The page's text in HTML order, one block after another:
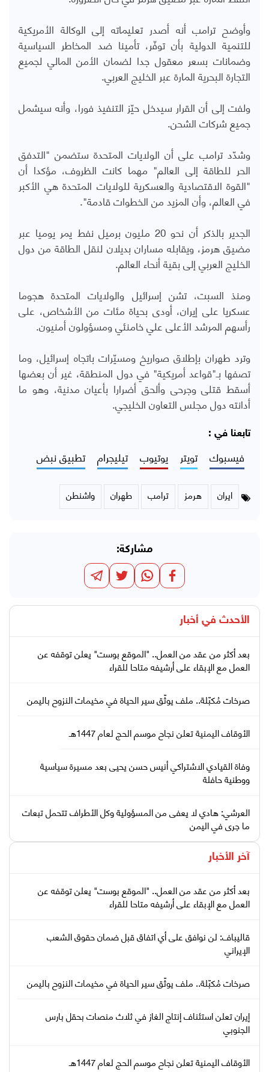
وأوضح ترامب أنه أصدر تعليماته إلى الوكالة الأمريكية
للتنمية الدولية بأن توفّر، تأمينا ضد المخاطر السياسية
وضمانات بسعر معقول جدا لضمان الأمن المالي لجميع
التجارة البحرية المارة عبر الخليج العربي.
ولفت إلى أن القرار سيدخل حيّز التنفيذ فورا، وأنه سيشمل
جميع شركات الشحن.
وشدّد ترامب على أن الولايات المتحدة ستضمن "التدفق
الحر للطاقة إلى العالم" مهما كانت الظروف، مؤكدا أن
"القوة الاقتصادية والعسكرية للولايات المتحدة هي الأكبر
في العالم، وأن المزيد من الخطوات قادمة".
الجدير بالذكر أن نحو 20 مليون برميل نفط يمر يوميا عبر
مضيق هرمز، ويقابله مساران بديلان لنقل الطاقة من دول
الخليج العربي إلى بقية أنحاء العالم.
ومنذ السبت، تشن إسرائيل والولايات المتحدة هجوما
عسكريا على إيران، أودى بحياة مئات من الأشخاص، على
رأسهم المرشد الأعلى علي خامنئي ومسؤولون أمنيون.
وترد طهران بإطلاق صواريخ ومسيّرات باتجاه إسرائيل، وما
تصفها بـ"قواعد أمريكية" في دول المنطقة، غير أن بعضها
أسقط قتلى وجرحى وألحق أضرارا بأعيان مدنية، وهو ما
أدانته دول مجلس التعاون الخليجي.
تابعنا في :
فيسبوك تويتر يوتيوب تيليجرام تطبيق نبض
ايران هرمز ترامب طهران واشنطن
مشاركة:
الأحدث في أخبار
بعد أكثر من عقد من العمل.. "الموقع بوست" يعلن توقفه عن
العمل مع الإبقاء على أرشيفه متاحا للقراء
صرخات مُكبّلة.. ملف يوثّق سير الحياة في مخيمات النزوح باليمن
الأوقاف اليمنية تعلن نجاح موسم الحج لعام 1447هـ
وفاة القيادي الاشتراكي أنيس حسن يحيى بعد مسيرة سياسية
ووطنية حافلة
العرشي: هادي لا يعفى من المسؤولية وكل الأطراف تتحمل تبعات
ما جرى في اليمن
آخر الأخبار
بعد أكثر من عقد من العمل.. "الموقع بوست" يعلن توقفه عن
العمل مع الإبقاء على أرشيفه متاحا للقراء
قاليباف: لن نوافق على أي اتفاق قبل ضمان حقوق الشعب
الإيراني
صرخات مُكبّلة.. ملف يوثّق سير الحياة في مخيمات النزوح باليمن
إيران تعلن استئناف إنتاج الغاز في ثلاث منصات بحقل بارس
الجنوبي
الأوقاف اليمنية تعلن نجاح موسم الحج لعام 1447هـ